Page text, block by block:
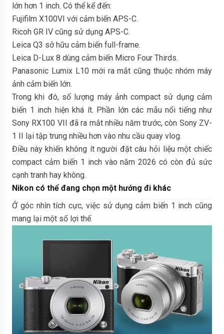
lớn hơn 1 inch. Có thể kể đến:
Fujifilm X100VI với cảm biến APS-C.
Ricoh GR IV cũng sử dụng APS-C.
Leica Q3 sở hữu cảm biến full-frame.
Leica D-Lux 8 dùng cảm biến Micro Four Thirds.
Panasonic Lumix L10 mới ra mắt cũng thuộc nhóm máy
ảnh cảm biến lớn.
Trong khi đó, số lượng máy ảnh compact sử dụng cảm
biến 1 inch hiện khá ít. Phần lớn các mẫu nổi tiếng như
Sony RX100 VII đã ra mắt nhiều năm trước, còn Sony ZV-
1 II lại tập trung nhiều hơn vào nhu cầu quay vlog.
Điều này khiến không ít người đặt câu hỏi liệu một chiếc
compact cảm biến 1 inch vào năm 2026 có còn đủ sức
cạnh tranh hay không.
Nikon có thể đang chọn một hướng đi khác
Ở góc nhìn tích cực, việc sử dụng cảm biến 1 inch cũng
mang lại một số lợi thế.